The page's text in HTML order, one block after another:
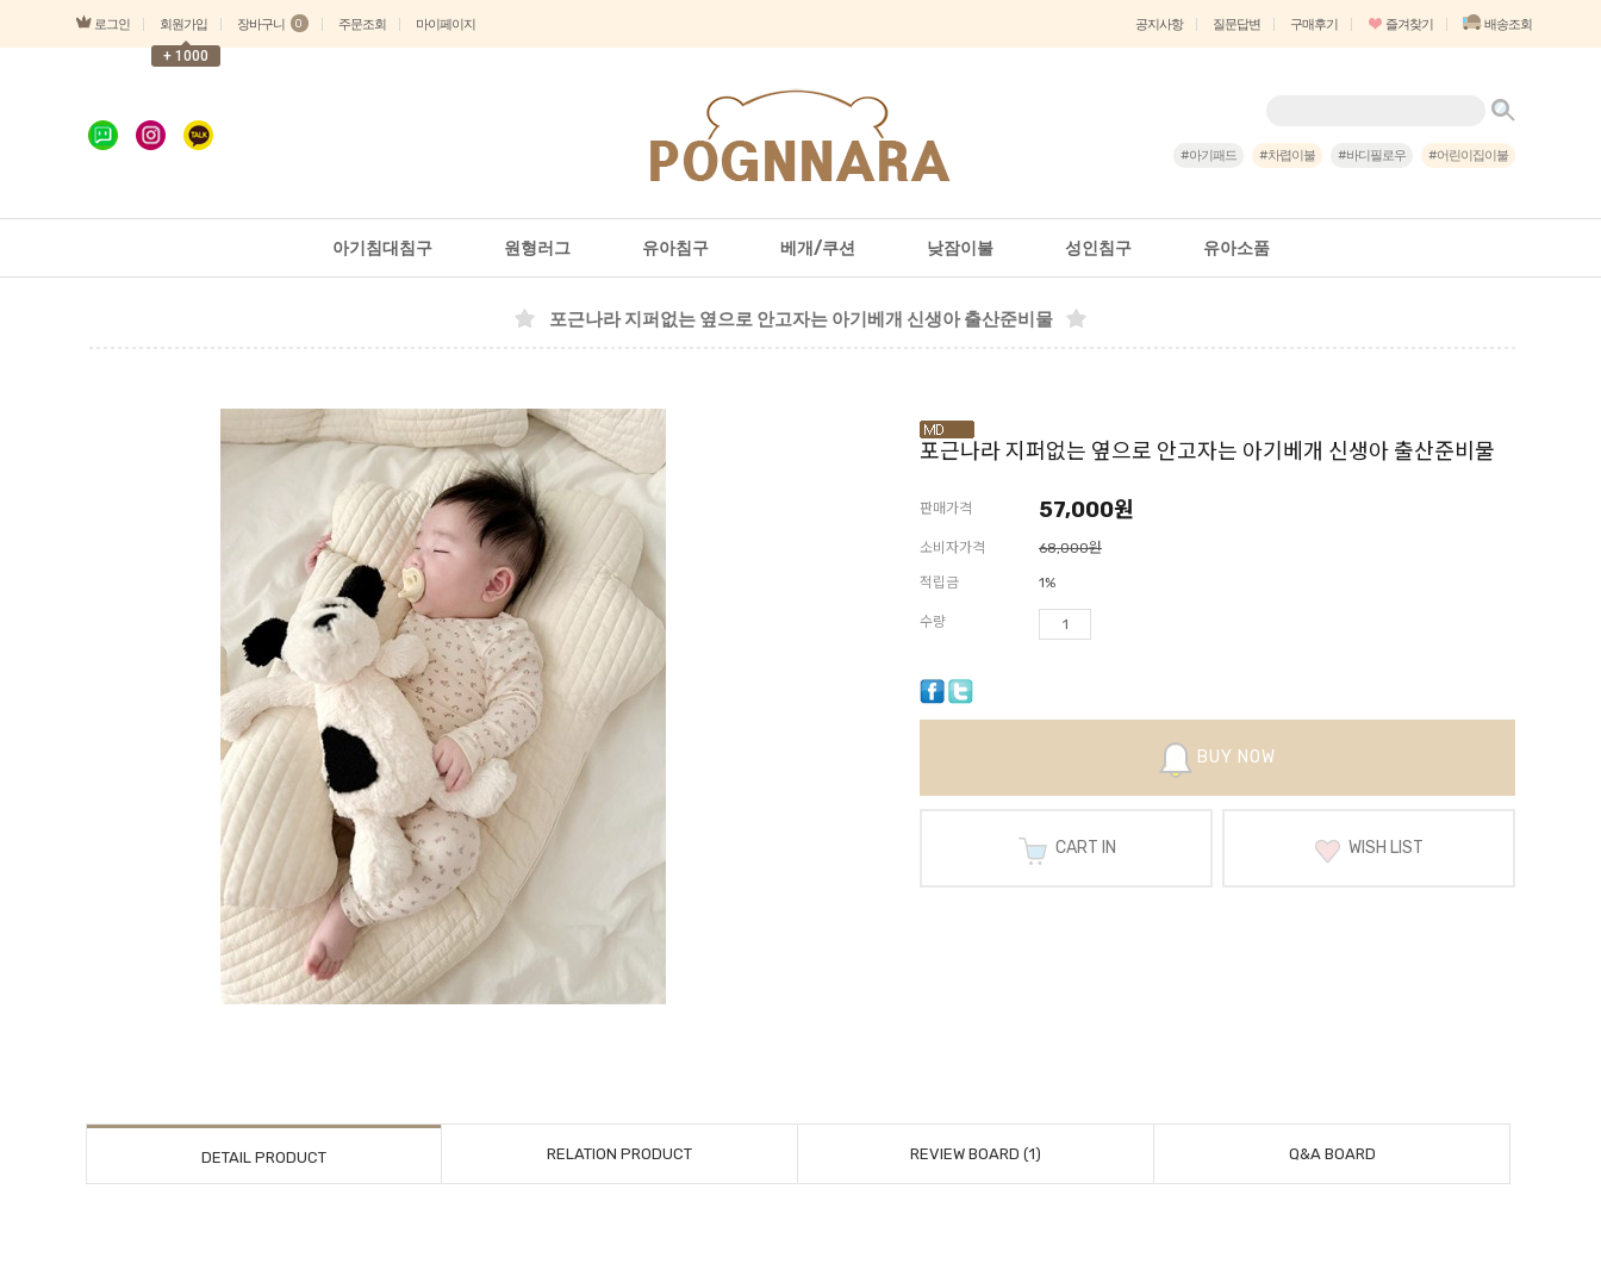
로그인 회원가입
+ 1000
장바구니 0 주문조회 마이페이지 공지사항 질문답변 구매후기 즐겨찾기 배송조회
#아기패드 #차렵이불 #바디필로우 #어린이집이불
아기침대침구 원형러그 유아침구 베개/쿠션 낮잠이불 성인침구 유아소품
포근나라 지퍼없는 옆으로 안고자는 아기베개 신생아 출산준비물
포근나라 지퍼없는 옆으로 안고자는 아기베개 신생아 출산준비물
판매가격 57,000원
소비자가격 68,000원
적립금 1%
수량
BUY NOW
CART IN WISH LIST
DETAIL PRODUCT RELATION PRODUCT REVIEW BOARD (1) Q&A BOARD